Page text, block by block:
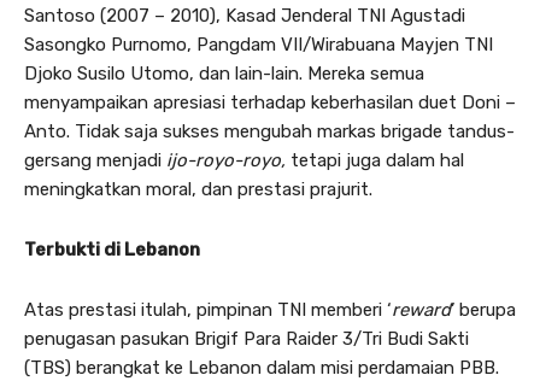
Santoso (2007 – 2010), Kasad Jenderal TNI Agustadi
Sasongko Purnomo, Pangdam VII/Wirabuana Mayjen TNI
Djoko Susilo Utomo, dan lain-lain. Mereka semua
menyampaikan apresiasi terhadap keberhasilan duet Doni –
Anto. Tidak saja sukses mengubah markas brigade tandus-
gersang menjadi ijo-royo-royo, tetapi juga dalam hal
meningkatkan moral, dan prestasi prajurit.
Terbukti di Lebanon
Atas prestasi itulah, pimpinan TNI memberi ‘reward’ berupa
penugasan pasukan Brigif Para Raider 3/Tri Budi Sakti
(TBS) berangkat ke Lebanon dalam misi perdamaian PBB.